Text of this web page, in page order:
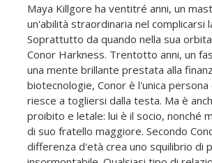
Maya Killgore ha ventitré anni, un
un'abilità straordinaria nel complicarsi
Soprattutto da quando nella sua
Conor Harkness. Trentotto anni, un
una mente brillante prestata alla
biotecnologie, Conor è l'unica persona
riesce a togliersi dalla testa. Ma è
proibito e letale: lui è il socio, nonché
di suo fratello maggiore. Secondo
differenza d'età crea uno squilibrio di